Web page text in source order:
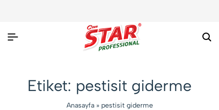
Etiket: pestisit giderme
Anasayfa» pestisit giderme